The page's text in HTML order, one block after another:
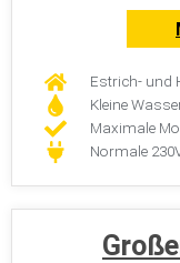
Estrich- und
Kleine
Maximale
Normale